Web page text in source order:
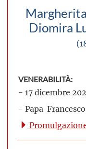
Diomira
VENERABILITÀ:
- 17 dicembre
- Papa Francesco